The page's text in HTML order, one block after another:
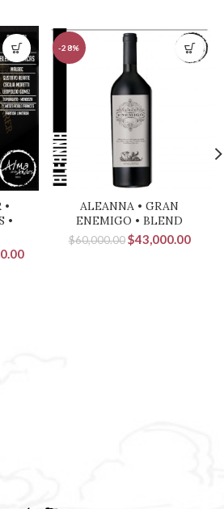
•
•
El
-28%
ALEANNA • GRAN
ENEMIGO • BLEND
$60,000.00 El
$43,000.00El